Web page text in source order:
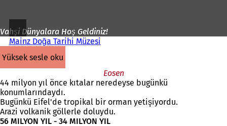
Vahşi Dünyalara Hoş Geldiniz!
Mainz Doğa Tarihi Müzesi
yüksek sesle oku
Eosen
44 milyon yıl önce kıtalar neredeyse bugünkü
konumlarındaydı.
Bugünkü Eifel'de tropikal bir orman yetişiyordu.
Arazi volkanik göllerle doluydu.
56 MILYON YIL - 34 MILYON YIL